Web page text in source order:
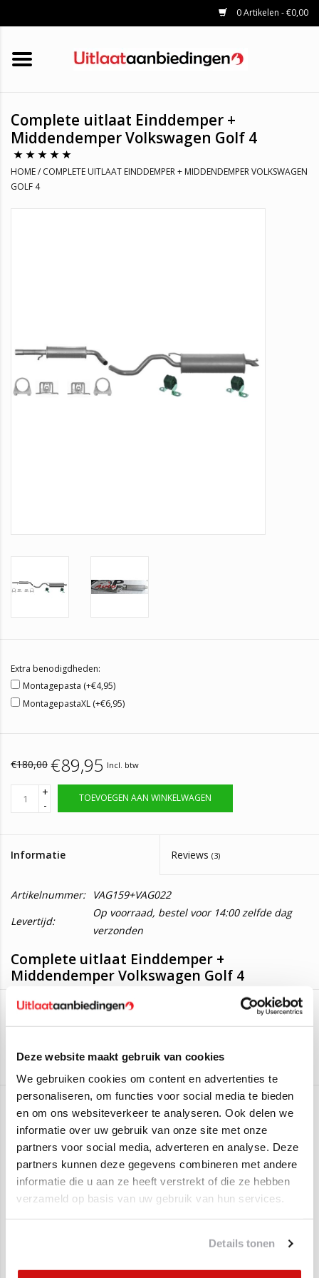
Deze website maakt gebruik van cookies
We gebruiken cookies om content en advertenties te
personaliseren, om functies voor social media te bieden
en om ons websiteverkeer te analyseren. Ook delen we
informatie over uw gebruik van onze site met onze
partners voor social media, adverteren en analyse. Deze
partners kunnen deze gegevens combineren met andere
informatie die u aan ze heeft verstrekt of die ze hebben
verzameld op basis van uw gebruik van hun services.
Details tonen
0 Artikelen - €0,00
HOME
KATALYSATOREN
UNIVERSELE UITLAATDELEN
MERKEN
Complete uitlaat Einddemper +
Middendemper Volkswagen Golf 4
HOME/ COMPLETE UITLAAT EINDDEMPER + MIDDENDEMPER VOLKSWAGEN
GOLF 4
Extra benodigdheden:
Montagepasta (+€4,95)
MontagepastaXL (+€6,95)
€180,00 €89,95 Incl. btw
+
-
TOEVOEGEN AAN WINKELWAGEN
Informatie Reviews (3)
Artikelnummer:
VAG159+VAG022
Levertijd:
Op voorraad, bestel voor 14:00 zelfde dag
verzonden
Complete uitlaat Einddemper +
Middendemper Volkswagen Golf 4
Volkswagen Golf IV 1.4 16_V (55KW/75PK – 1997 t/m 2005)
Montagematerialen worden er gratis bij meegestuurd!
Wij leveren bij de uitlaatset de montagematerialen er gratis bij
mee, op het plaatje kunt u zien welke montagematerialen hierbij
zitten. Mocht u nog pasta nodig zijn, deze kunt u bovenaan bij
bestellen.
voorraad hebben, ligt die ook daadwerkelijk in ons magazijn in
Edex
Aan verlanglijst toevoegen /Toevoegen om te vergelijken
Gerelateerde producten